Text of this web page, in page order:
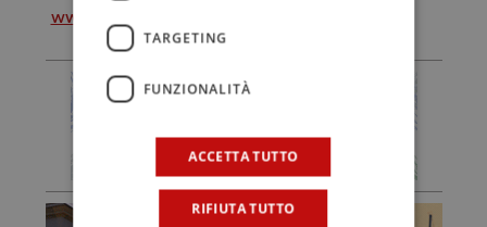
www.edizioniacar.it
TARGETING
FUNZIONALITÀ
ACCETTA TUTTO
RIFIUTA TUTTO